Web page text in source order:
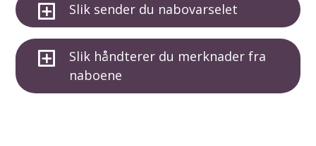
Slik sender du nabovarselet
Slik håndterer du merknader fra
naboene